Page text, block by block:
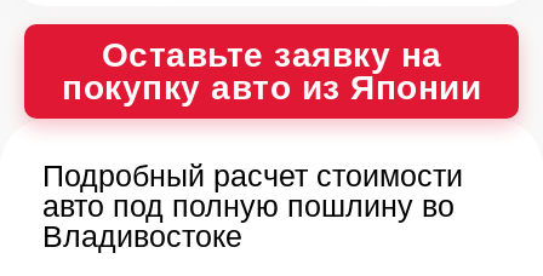
Оставьте заявку на
покупку авто из Японии
Подробный расчет стоимости
авто под полную пошлину во
Владивостоке